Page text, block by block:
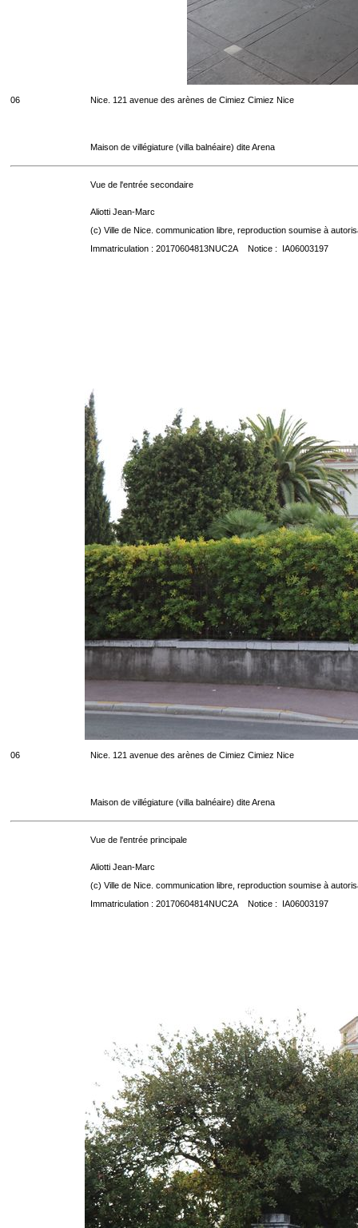
06 Nice. 121 avenue des arènes de Cimiez Cimiez Nice
Maison de villégiature (villa balnéaire) dite Arena
Vue de l'entrée secondaire
Aliotti Jean-Marc
(c) Ville de Nice. communication libre, reproduction soumise à
Immatriculation : 20170604813NUC2A Notice : IA06003197
06 Nice. 121 avenue des arènes de Cimiez Cimiez Nice
Maison de villégiature (villa balnéaire) dite Arena
Vue de l'entrée principale
Aliotti Jean-Marc
(c) Ville de Nice. communication libre, reproduction soumise à
Immatriculation : 20170604814NUC2A Notice : IA06003197